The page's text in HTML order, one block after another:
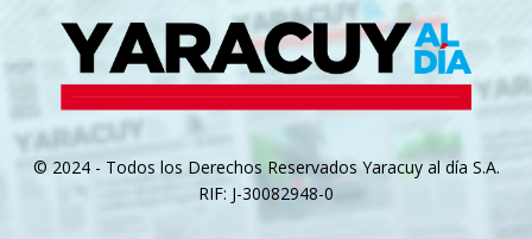
© 2024 - Todos los Derechos Reservados Yaracuy al día S.A.
RIF: J-30082948-0